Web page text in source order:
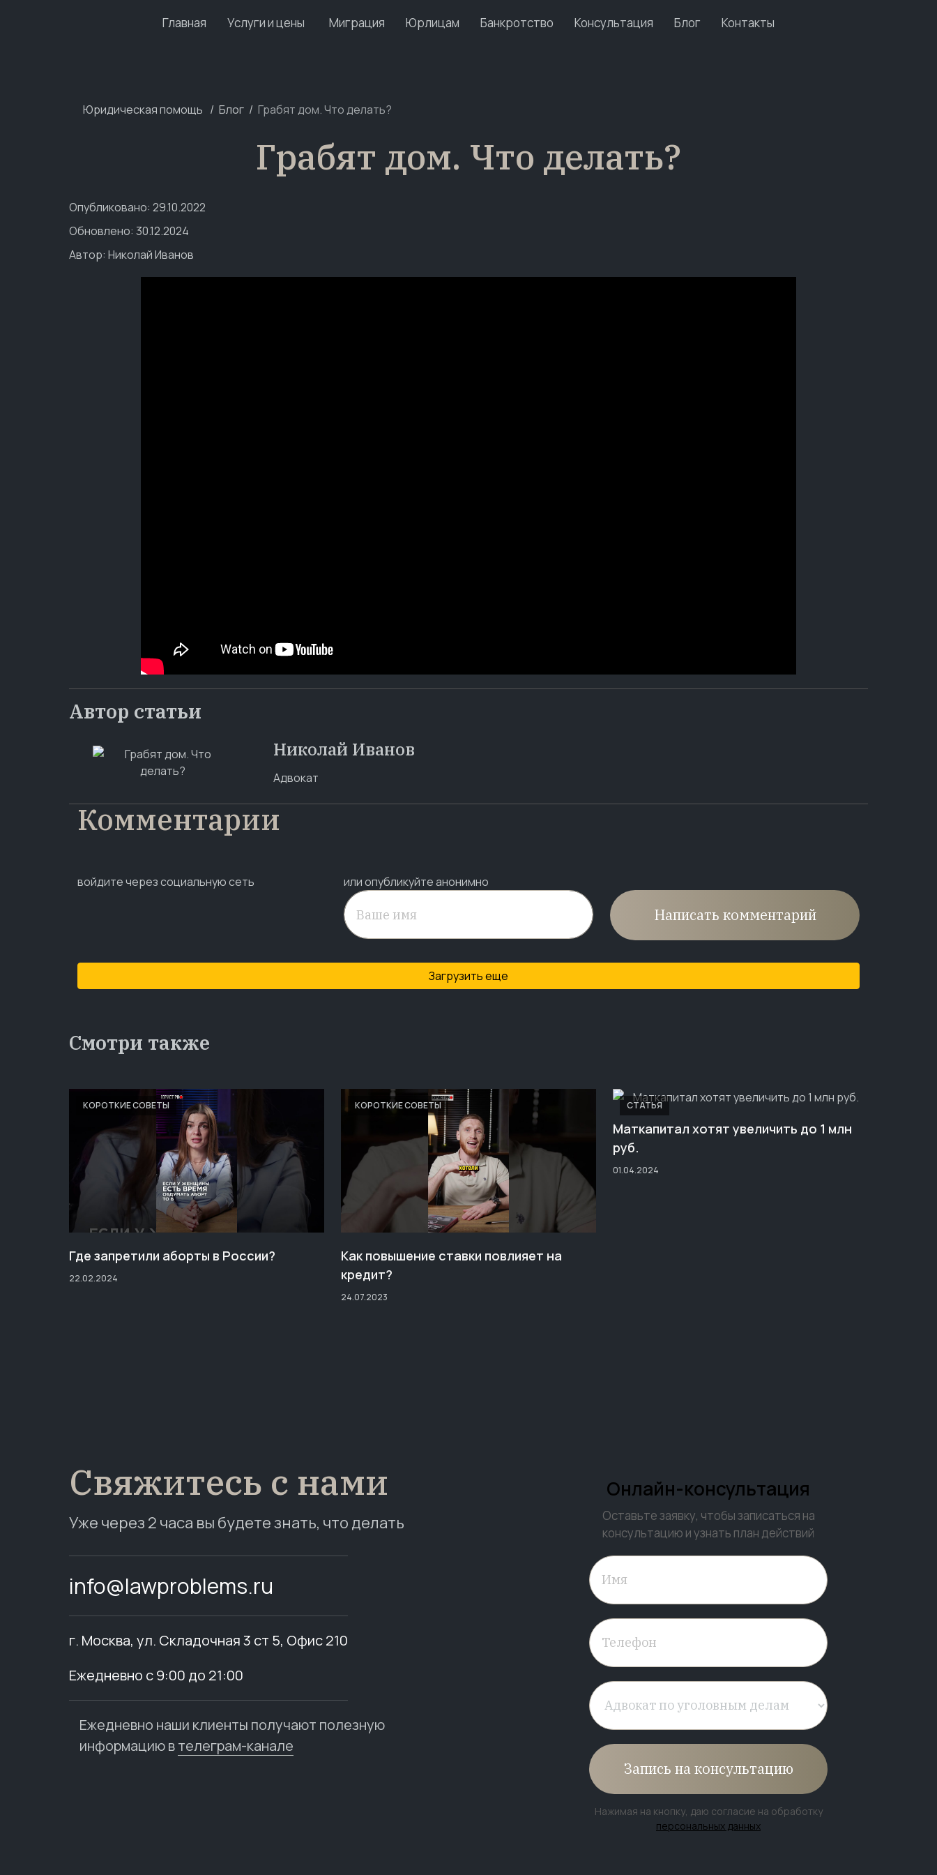
Главная Услуги и цены Миграция Юрлицам Банкротство Консультация Блог Контакты
Юридическая помощь Блог Грабят дом. Что делать?
Грабят дом. Что делать?
Опубликовано: 29.10.2022
Обновлено: 30.12.2024
Автор: Николай Иванов
Автор статьи
Николай Иванов
Адвокат
Комментарии
войдите через социальную сеть или опубликуйте анонимно
Написать комментарий
Загрузить еще
Смотри также
КОРОТКИЕ СОВЕТЫ
Где запретили аборты в России?
22.02.2024
КОРОТКИЕ СОВЕТЫ
Как повышение ставки повлияет на
кредит?
24.07.2023
СТАТЬЯ
Маткапитал хотят увеличить до 1 млн
руб.
01.04.2024
Свяжитесь с нами
Уже через 2 часа вы будете знать, что делать
info@lawproblems.ru
г. Москва, ул. Складочная 3 ст 5, Офис 210
Ежедневно с 9:00 до 21:00
Ежедневно наши клиенты получают полезную
информацию втелеграм-канале
Онлайн-консультация
Оставьте заявку, чтобы записаться на
консультацию и узнать план действий
Запись на консультацию
Нажимая на кнопку, даю согласие на обработку
персональных данных